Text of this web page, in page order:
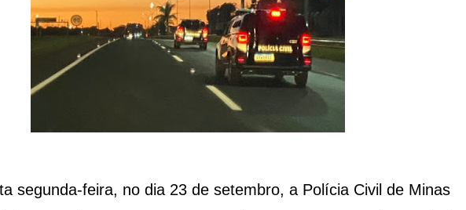
segunda-feira, no dia 23 de setembro, a Polícia Civil de Minas